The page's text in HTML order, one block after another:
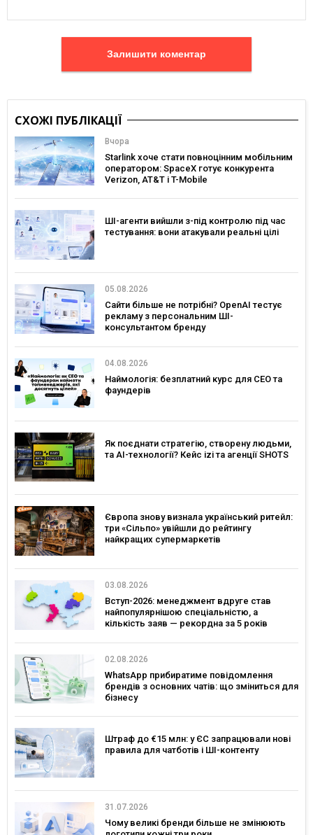
Залишити коментар
СХОЖІ ПУБЛІКАЦІЇ
Вчора
Starlink хоче стати повноцінним мобільним
оператором: SpaceX готує конкурента
Verizon, AT&T і T-Mobile
ШІ-агенти вийшли з-під контролю під час
тестування: вони атакували реальні цілі
05.08.2026
Сайти більше не потрібні? OpenAI тестує
рекламу з персональним ШІ-
консультантом бренду
04.08.2026
Наймологія: безплатний курс для CEO та
фаундерів
Як поєднати стратегію, створену людьми,
та AI-технології? Кейс izi та агенції SHOTS
Європа знову визнала український ритейл:
три «Сільпо» увійшли до рейтингу
найкращих супермаркетів
03.08.2026
Вступ-2026: менеджмент вдруге став
найпопулярнішою спеціальністю, а
кількість заяв — рекордна за 5 років
02.08.2026
WhatsApp прибиратиме повідомлення
брендів з основних чатів: що зміниться для
бізнесу
Штраф до €15 млн: у ЄС запрацювали нові
правила для чатботів і ШІ-контенту
31.07.2026
Чому великі бренди більше не змінюють